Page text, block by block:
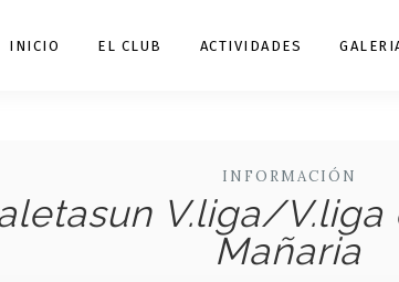
INICIO EL CLUB ACTIVIDADES
INFORMACIÓN
V.liga/V.liga
Mañaria